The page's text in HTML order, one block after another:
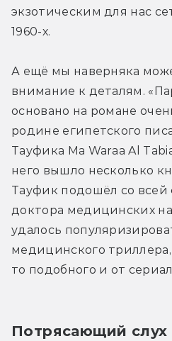
экзотическим для нас
1960-х.
А ещё мы наверняка
внимание к деталям.
основано на романе
родине египетского
Тауфика Ma Waraa Al
него вышло несколько
Тауфик подошёл со всей
доктора медицинских
удалось
медицинского
то подобного и от
Потрясающий слух